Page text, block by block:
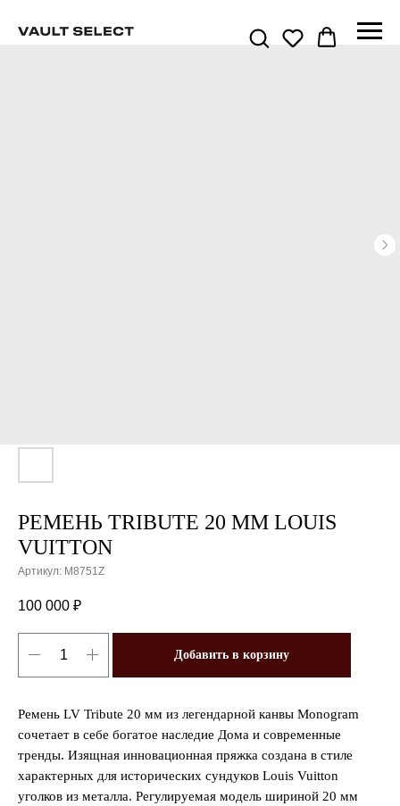
РЕМЕНЬ TRIBUTE 20 ММ LOUIS
VUITTON
Артикул: M8751Z
100 000 ₽
Добавить в корзину
Ремень LV Tribute 20 мм из легендарной канвы Monogram
сочетает в себе богатое наследие Дома и современные
тренды. Изящная инновационная пряжка создана в стиле
характерных для исторических сундуков Louis Vuitton
уголков из металла. Регулируемая модель шириной 20 мм